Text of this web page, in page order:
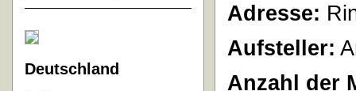
Deutschland
Adresse:
Aufsteller:
Anzahl der